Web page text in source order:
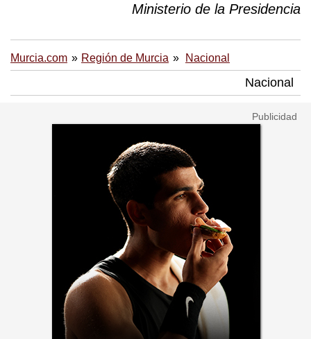
Ministerio de la Presidencia
Murcia.com Región de Murcia Nacional
Nacional